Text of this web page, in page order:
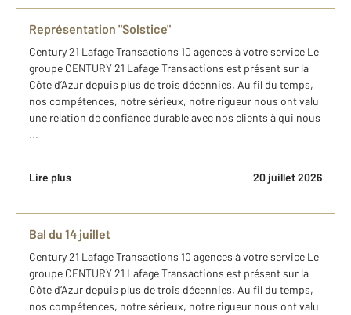
Représentation "Solstice"
Century 21 Lafage Transactions 10 agences à votre service Le
groupe CENTURY 21 Lafage Transactions est présent sur la
Côte d’Azur depuis plus de trois décennies. Au fil du temps,
nos compétences, notre sérieux, notre rigueur nous ont valu
une relation de confiance durable avec nos clients à qui nous
...
Lire plus 20 juillet 2026
Bal du 14 juillet
Century 21 Lafage Transactions 10 agences à votre service Le
groupe CENTURY 21 Lafage Transactions est présent sur la
Côte d’Azur depuis plus de trois décennies. Au fil du temps,
nos compétences, notre sérieux, notre rigueur nous ont valu